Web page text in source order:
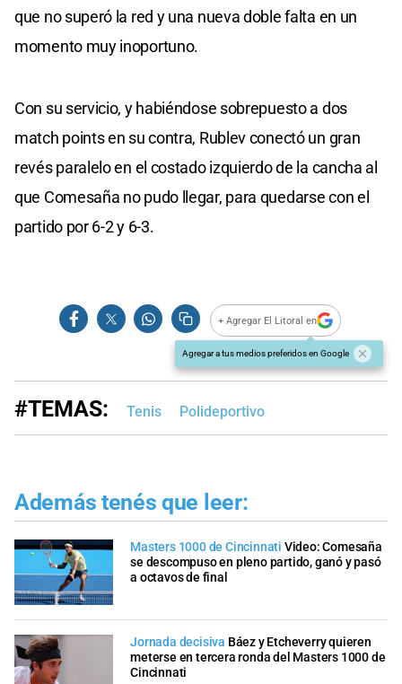
que no superó la red y una nueva doble falta en un
momento muy inoportuno.
Con su servicio, y habiéndose sobrepuesto a dos
match points en su contra, Rublev conectó un gran
revés paralelo en el costado izquierdo de la cancha al
que Comesaña no pudo llegar, para quedarse con el
partido por 6-2 y 6-3.
+ Agregar El Litoral en
Agregar a tus medios preferidos en Google
#TEMAS: Tenis Polideportivo
Además tenés que leer:
Masters 1000 de Cincinnati Video: Comesaña
se descompuso en pleno partido, ganó y pasó
a octavos de final
Jornada decisiva Báez y Etcheverry quieren
meterse en tercera ronda del Masters 1000 de
Cincinnati